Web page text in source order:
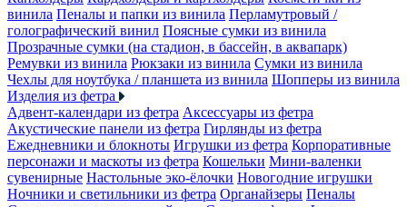
винила Пеналы и папки из винила Перламутровый /
голографический винил Поясные сумки из винила
Прозрачные сумки (на стадион, в бассейн, в аквапарк)
Ремувки из винила Рюкзаки из винила Сумки из винила
Чехлы для ноутбука / планшета из винила Шопперы из винила
Изделия из фетра
Адвент-календари из фетра Аксессуары из фетра
Акустические панели из фетра Гирлянды из фетра
Ежедневники и блокноты Игрушки из фетра Корпоративные
персонажи и маскоты из фетра Кошельки Мини-валенки
сувенирные Настольные эко-ёлочки Новогодние игрушки
Ночники и светильники из фетра Органайзеры Пеналы